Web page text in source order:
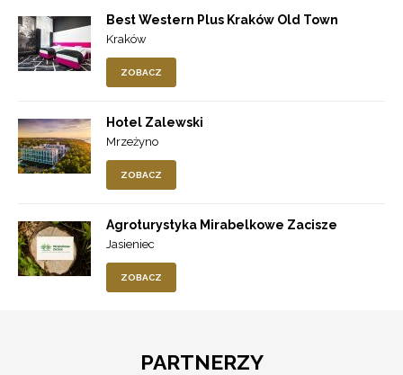
Best Western Plus Kraków Old Town
Kraków
ZOBACZ
Hotel Zalewski
Mrzeżyno
ZOBACZ
Agroturystyka Mirabelkowe Zacisze
Jasieniec
ZOBACZ
PARTNERZY